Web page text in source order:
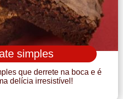
simples
que derrete na boca e é
delícia irresistível!